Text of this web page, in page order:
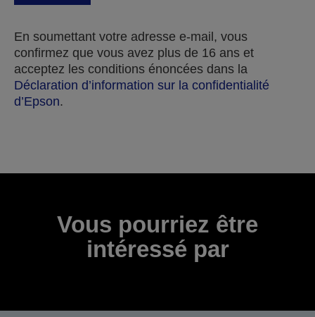
En soumettant votre adresse e-mail, vous
confirmez que vous avez plus de 16 ans et
acceptez les conditions énoncées dans la
Déclaration d’information sur la confidentialité
d’Epson.
Merci pour votre soumission.
ouvrables.
Vous pourriez être
intéressé par